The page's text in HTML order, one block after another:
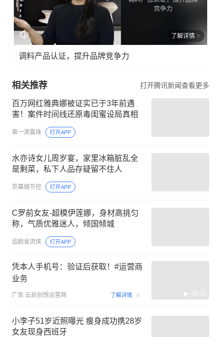
了解详情
调料产品认证，提升品牌竞争力
相关推荐 打开腾讯新闻查看更多
百万网红雅典娜被证实已于3年前遇
害！案件时间线还原毒闺蜜设局真相
第一滴露珠 打开APP
水亦诗女儿周岁宴，家里冰箱脏乱全
是剩菜，私下人品存疑留不住人
荧幕细节控 打开APP
C罗前女友-超模伊莲娜，身材高挑匀
称，气质优雅迷人，倾国倾城
追剧省流侠 打开APP
凭本人手机号：验证后获取！#运营商
业务
广告 云启创想运营商 了解详情 00:15
小李子51岁近照曝光 瘦身成功携28岁
女友现身西班牙